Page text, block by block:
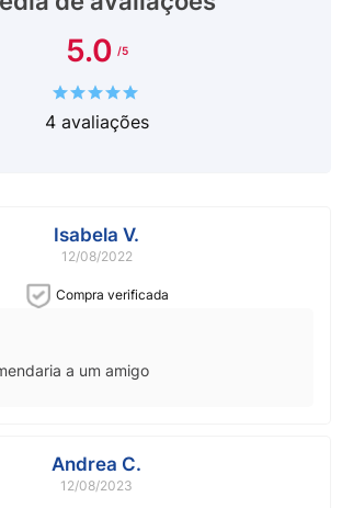
5.0
4 avaliações
Isabela V.
12/08/2022
Compra verificada
a um amigo
Andrea C.
12/08/2023